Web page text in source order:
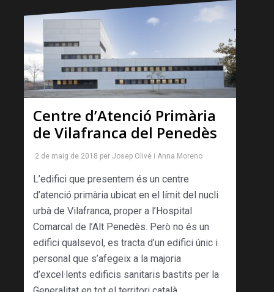
Centre d’Atenció Primària
de Vilafranca del Penedès
2 de maig de 2018 per Josep Olivé i Anna Moreno
L’edifici que presentem és un centre
d’atenció primària ubicat en el límit del nucli
urbà de Vilafranca, proper a l’Hospital
Comarcal de l’Alt Penedès. Però no és un
edifici qualsevol, es tracta d’un edifici únic i
personal que s’afegeix a la majoria
d’excel·lents edificis sanitaris bastits per la